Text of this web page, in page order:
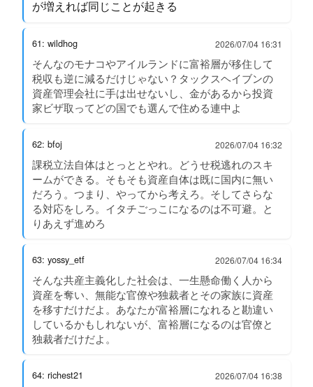
が増えれば同じことが起きる
61: wildhog 2026/07/04 16:31
そんなのモナコやアイルランドに富裕層が移住して
税収も逆に減るだけじゃない？タックスヘイブンの
資産管理会社に手は出せないし、金があるから投資
家ビザ取ってどの国でも選んで住める連中よ
62: bfoj 2026/07/04 16:32
課税立法自体はとっととやれ。どうせ税逃れのスキ
ームができる。そもそも資産自体は既に国内に無い
だろう。つまり、やってから考えろ。そしてさらな
る対応をしろ。イタチごっこになるのは不可避。と
りあえず進めろ
63: yossy_etf 2026/07/04 16:34
そんな共産主義化した社会は、一生懸命働く人から
資産を奪い、無能な官僚や独裁者とその家族に資産
を移すだけだよ。あなたが富裕層になれると勘違い
しているかもしれないが、富裕層になるのは官僚と
独裁者だけだよ。
64: richest21 2026/07/04 16:38